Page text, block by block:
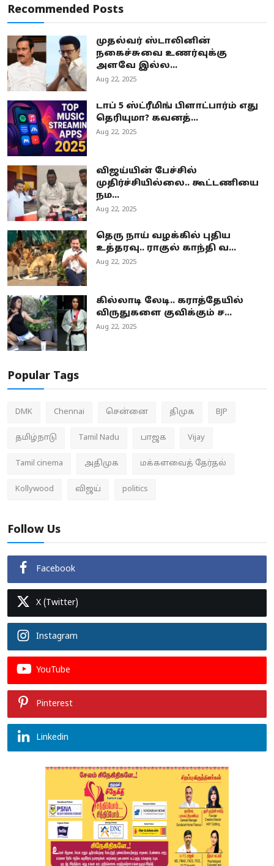
Recommended Posts
முதல்வர் ஸ்டாலினின்
நகைச்சுவை உணர்வுக்கு
அளவே இல்ல...
Aug 22, 2025
டாப் 5 ஸ்ட்ரீமிங் பிளாட்பார்ம் எது
தெரியுமா? கவனத்...
Aug 22, 2025
விஜய்யின் பேச்சில்
முதிர்ச்சியில்லை.. கூட்டணியை
நம...
Aug 22, 2025
தெரு நாய் வழக்கில் புதிய
உத்தரவு.. ராகுல் காந்தி வ...
Aug 22, 2025
கில்லாடி லேடி.. கராத்தேயில்
விருதுகளை குவிக்கும் ச...
Aug 22, 2025
Popular Tags
DMK Chennai சென்னை திமுக BJP
தமிழ்நாடு Tamil Nadu பாஜக Vijay
Tamil cinema அதிமுக மக்களவைத் தேர்தல்
Kollywood விஜய் politics
Follow Us
Facebook
X (Twitter)
Instagram
YouTube
Pinterest
Linkedin